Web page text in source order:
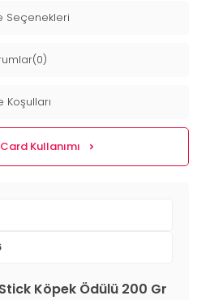
Seçenekleri
Koşulları
Kullanımı
Köpek Ödülü 200 Gr